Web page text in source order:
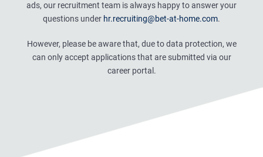
ads, our recruitment team is always happy to answer your
questions under hr.recruiting@bet-at-home.com.
However, please be aware that, due to data protection, we
can only accept applications that are submitted via our
career portal.